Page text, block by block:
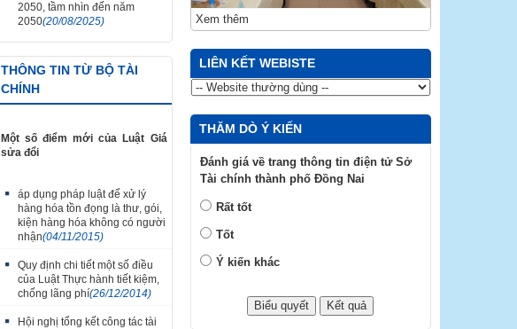
2050, tầm nhìn đến năm
2050(20/08/2025)
THÔNG TIN TỪ BỘ TÀI
CHÍNH
Một số điểm mới của Luật Giá
sửa đổi
áp dụng pháp luật để xử lý
hàng hóa tồn đọng là thư, gói,
kiện hàng hóa không có người
nhận(04/11/2015)
Quy định chi tiết một số điều
của Luật Thực hành tiết kiệm,
chống lãng phí(26/12/2014)
Hội nghị tổng kết công tác tài
Xem thêm
LIÊN KẾT WEBISTE
THĂM DÒ Ý KIẾN
Đánh giá về trang thông tin điện tử Sở
Tài chính thành phố Đồng Nai
Rất tốt
Tốt
Ý kiến khác